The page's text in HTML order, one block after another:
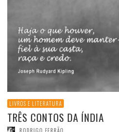
LIVROS E LITERATURA
TRÊS CONTOS DA ÍNDIA